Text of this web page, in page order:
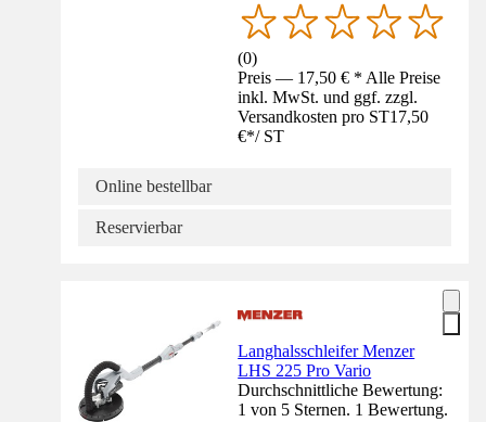
(0)
Preis — 17,50 € * Alle Preise
inkl. MwSt. und ggf. zzgl.
Versandkosten pro ST17,50
€*/ ST
Online bestellbar
Reservierbar
Langhalsschleifer Menzer
LHS 225 Pro Vario
Durchschnittliche Bewertung:
1 von 5 Sternen. 1 Bewertung.